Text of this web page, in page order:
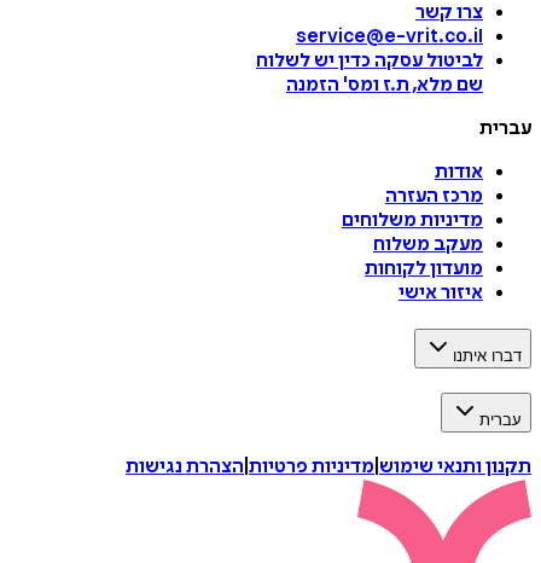
צרו קשר
service@e-vrit.co.il
לביטול עסקה כדין יש לשלוח
שם מלא, ת.ז ומס' הזמנה
עברית
אודות
מרכז העזרה
מדיניות משלוחים
מעקב משלוח
מועדון לקוחות
איזור אישי
דברו איתנו
עברית
תקנון ותנאי שימוש מדיניות פרטיות הצהרת נגישות